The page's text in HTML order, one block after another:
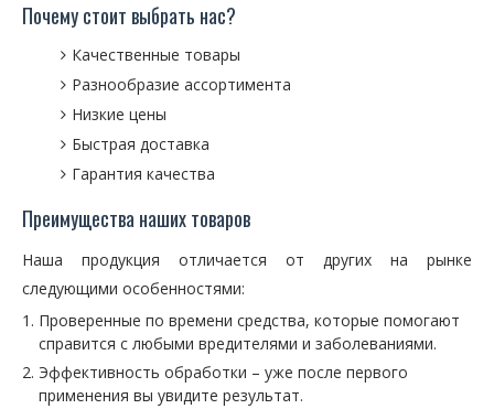
Почему стоит выбрать нас?
Качественные товары
Разнообразие ассортимента
Низкие цены
Быстрая доставка
Гарантия качества
Преимущества наших товаров
Наша продукция отличается от других на рынке
следующими особенностями:
Проверенные по времени средства, которые помогают
справится с любыми вредителями и заболеваниями.
Эффективность обработки – уже после первого
применения вы увидите результат.